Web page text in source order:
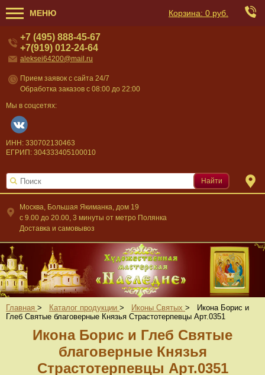
МЕНЮ Корзина: 0 руб.
Москва, Большая Якиманка, дом 19
c 9.00 до 20.00, 3 минуты от метро Полянка
Доставка и самовывоз
+7 (495) 888-45-67
+7(919) 012-24-64
aleksei64200@mail.ru
Прием заявок с сайта 24/7
Обработка заказов с 08:00 до 22:00
Мы в соцсетях:
ИНН: 330702130463
ЕГРИП: 304333405100010
Найти
Главная > Каталог продукции > Иконы Святых >
Икона Борис и
Глеб Святые благоверные Князья Страстотерпевцы Арт.0351
Икона Борис и Глеб Святые
благоверные Князья
Страстотерпевцы Арт.0351